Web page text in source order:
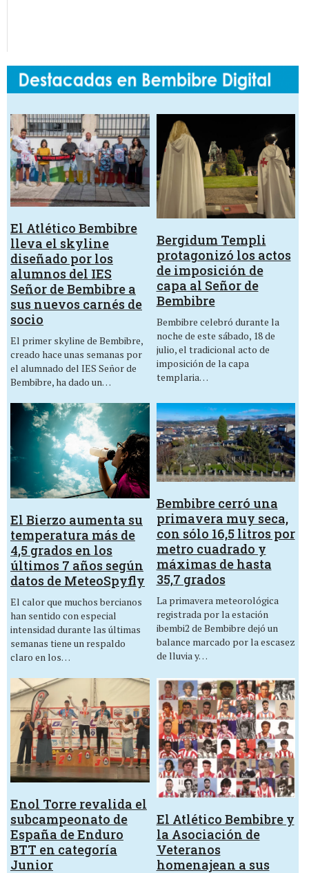
El Atlético Bembibre
lleva el skyline
diseñado por los
alumnos del IES
Señor de Bembibre a
sus nuevos carnés de
socio
El primer skyline de Bembibre,
creado hace unas semanas por
el alumnado del IES Señor de
Bembibre, ha dado un…
Bergidum Templi
protagonizó los actos
de imposición de
capa al Señor de
Bembibre
Bembibre celebró durante la
noche de este sábado, 18 de
julio, el tradicional acto de
imposición de la capa
templaria…
El Bierzo aumenta su
temperatura más de
4,5 grados en los
últimos 7 años según
datos de MeteoSpyfly
El calor que muchos bercianos
han sentido con especial
intensidad durante las últimas
semanas tiene un respaldo
claro en los…
Bembibre cerró una
primavera muy seca,
con sólo 16,5 litros por
metro cuadrado y
máximas de hasta
35,7 grados
La primavera meteorológica
registrada por la estación
ibembi2 de Bembibre dejó un
balance marcado por la escasez
de lluvia y…
Enol Torre revalida el
subcampeonato de
España de Enduro
BTT en categoría
Junior
El Atlético Bembibre y
la Asociación de
Veteranos
homenajean a sus